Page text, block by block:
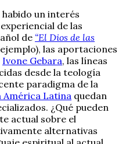
habido un interés
de las
de “El Dios de las
las aportaciones
Ivone Gebara, las líneas
desde la teología
paradigma de la
Latina quedan
¿Qué pueden
actual sobre el
alternativas